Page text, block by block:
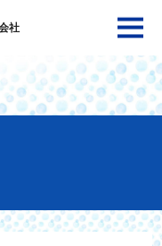
社